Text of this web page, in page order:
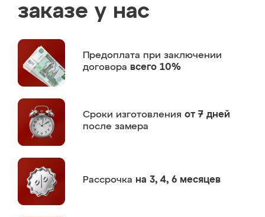
заказе у нас
Предоплата при заключении
договора всего 10%
Сроки изготовления от 7 дней
после замера
Рассрочка на 3, 4, 6 месяцев